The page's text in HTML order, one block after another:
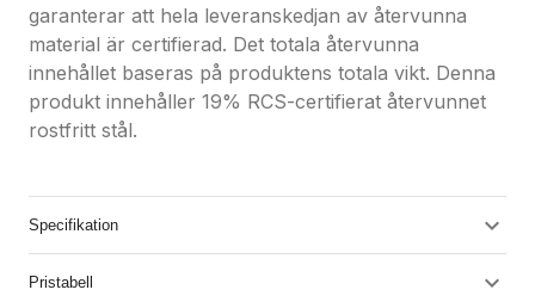
garanterar att hela leveranskedjan av återvunna
material är certifierad. Det totala återvunna
innehållet baseras på produktens totala vikt. Denna
produkt innehåller 19% RCS-certifierat återvunnet
rostfritt stål.
Specifikation
Pristabell